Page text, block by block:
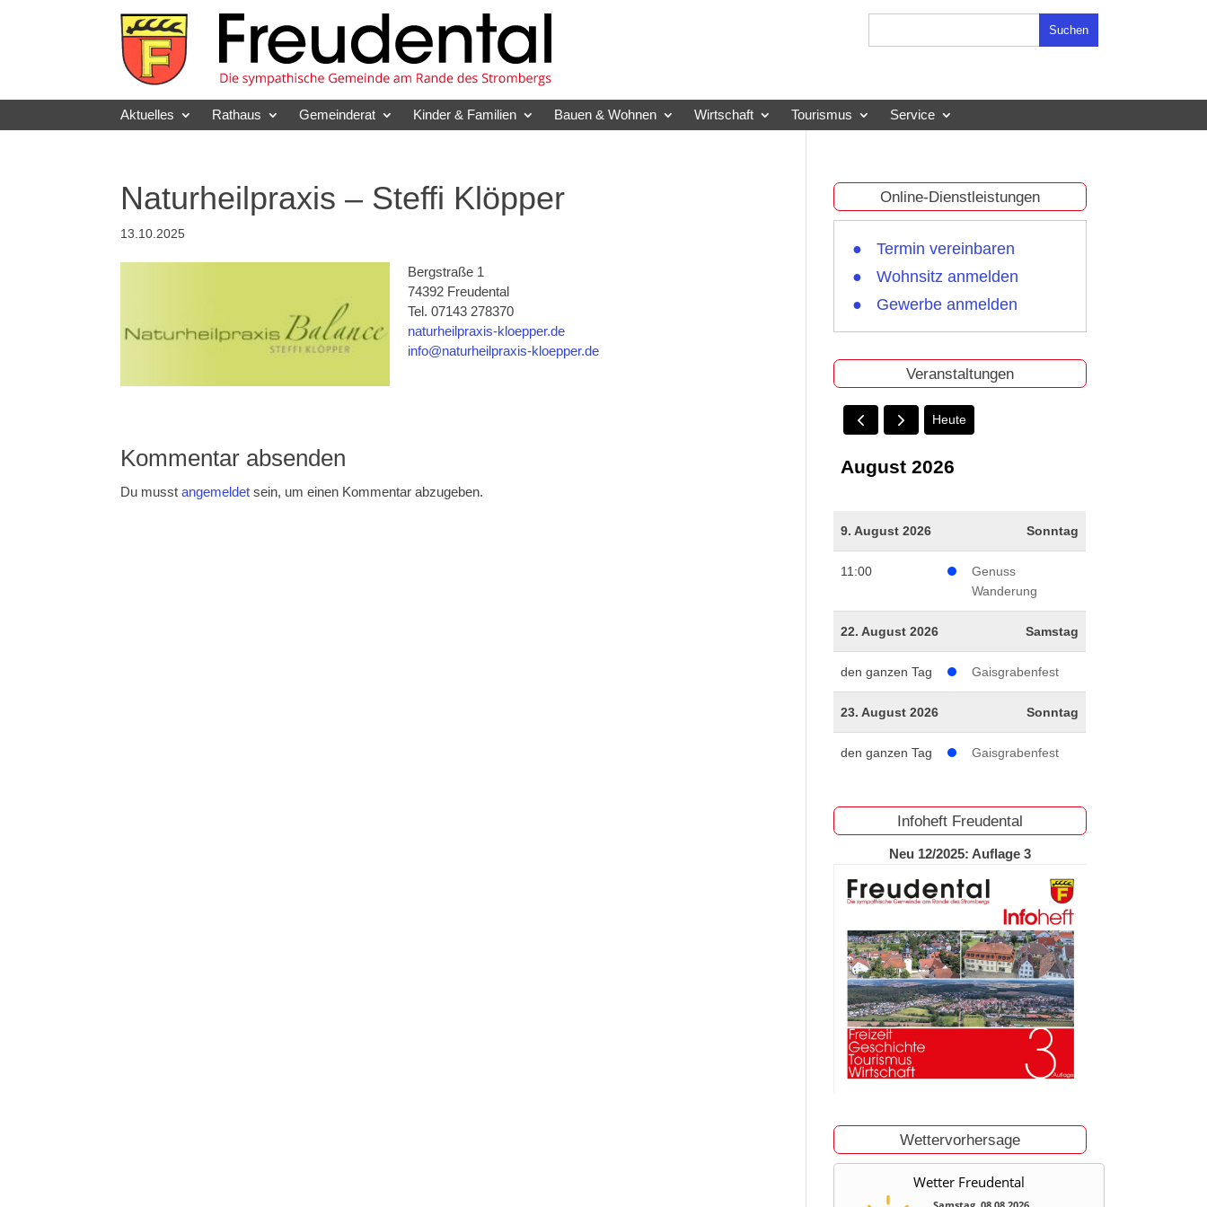
Aktuelles Rathaus Gemeinderat Kinder & Familien Bauen & Wohnen Wirtschaft Tourismus Service
Naturheilpraxis – Steffi Klöpper
13.10.2025
Bergstraße 1
74392 Freudental
Tel. 07143 278370
naturheilpraxis-kloepper.de
info@naturheilpraxis-kloepper.de
Kommentar absenden
Du musstangemeldet sein, um einen Kommentar abzugeben.
Online-Dienstleistungen
Termin vereinbaren
Wohnsitz anmelden
Gewerbe anmelden
Veranstaltungen
Heute
August 2026
9. August 2026 Sonntag
11:00
Genuss
Wanderung
22. August 2026 Samstag
den ganzen Tag Gaisgrabenfest
23. August 2026 Sonntag
den ganzen Tag Gaisgrabenfest
Infoheft Freudental
Neu 12/2025: Auflage 3
Wettervorhersage
Wetter Freudental